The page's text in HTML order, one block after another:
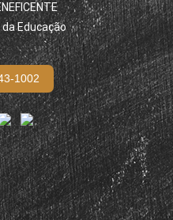
Educação
1002